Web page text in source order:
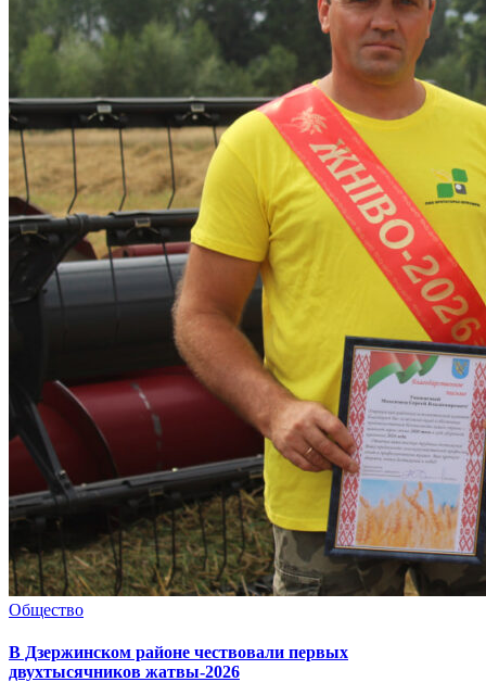
Общество
В Дзержинском районе чествовали первых
двухтысячников жатвы-2026